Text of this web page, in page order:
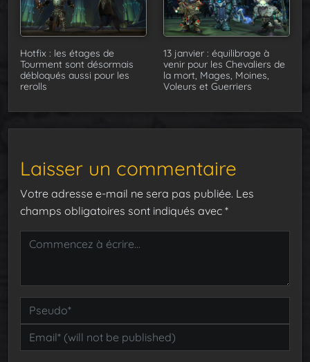
Hotfix : les étages de
Tourment sont désormais
débloqués aussi pour les
rerolls
13 janvier : équilibrage à
venir pour les Chevaliers de
la mort, Mages, Moines,
Voleurs et Guerriers
Laisser un commentaire
Votre adresse e-mail ne sera pas publiée. Les
champs obligatoires sont indiqués avec *